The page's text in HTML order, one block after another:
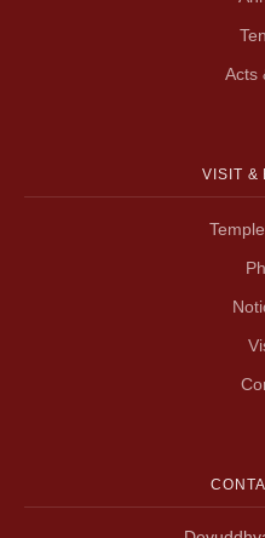
Acts
VISIT &